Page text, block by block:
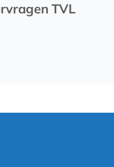
TVL